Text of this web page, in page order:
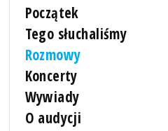
Początek
Tego słuchaliśmy
Rozmowy
Koncerty
Wywiady
O audycji